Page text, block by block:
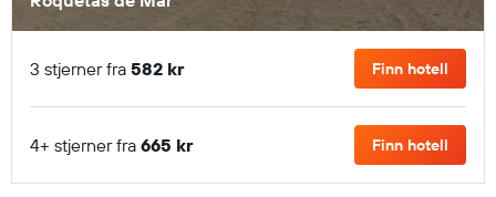
3 stjerner fra 582 kr Finn hotell
4+ stjerner fra 665 kr Finn hotell